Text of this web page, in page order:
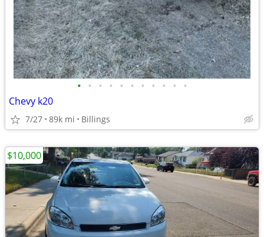
• • • • • • • • • • •
Chevy k20
7/27 89k mi Billings
$10,000